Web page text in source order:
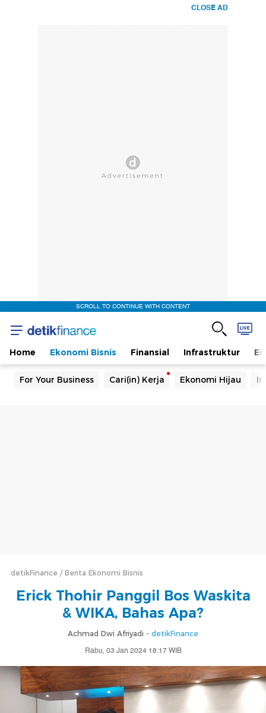
CLOSE AD
SCROLL TO CONTINUE WITH CONTENT
Home Ekonomi Bisnis Finansial Infrastruktur
For Your Business Cari(in) Kerja Ekonomi Hijau
detikFinance Berita Ekonomi Bisnis
Erick Thohir Panggil Bos Waskita
& WIKA, Bahas Apa?
Achmad Dwi Afriyadi - detikFinance
Rabu, 03 Jan 2024 18:17 WIB